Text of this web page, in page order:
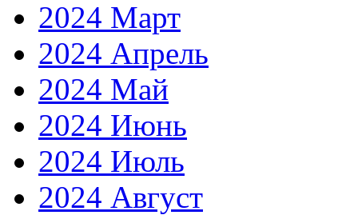
2024 Март
2024 Апрель
2024 Май
2024 Июнь
2024 Июль
2024 Август